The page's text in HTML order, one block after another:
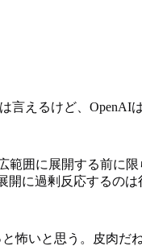
言えるけど、OpenAI
囲に展開する前に
に過剰反応するのは
怖いと思う。皮肉